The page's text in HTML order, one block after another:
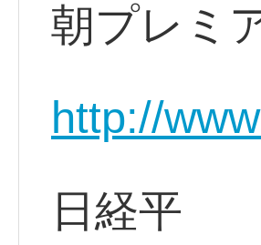
朝プレミ
http://
日経平